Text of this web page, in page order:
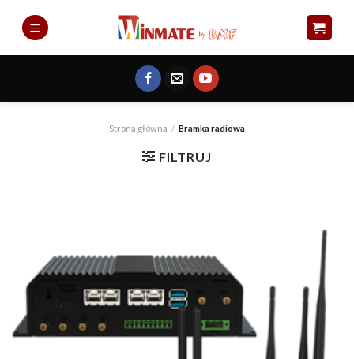
Strona główna / Bramka radiowa
FILTRUJ